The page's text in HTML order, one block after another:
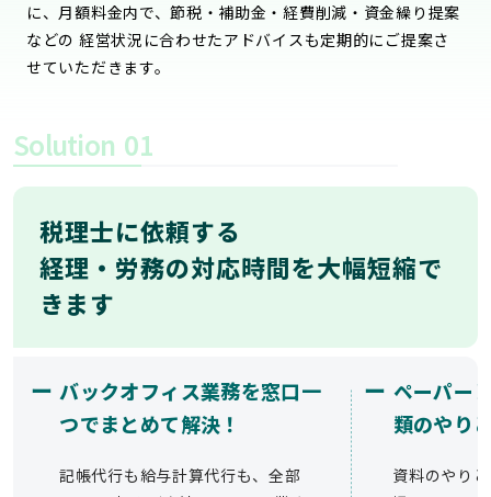
に、月額料金内で、節税・補助金・経費削減・資金繰り提案
などの 経営状況に合わせたアドバイスも定期的にご提案さ
せていただきます。
Solution 01
税理士に依頼する
経理・労務の対応時間を大幅短縮で
きます
ー バックオフィス業務を窓口一
つでまとめて解決！
記帳代行も給与計算代行も、全部
ー ペーパー
類のやり
資料のやり